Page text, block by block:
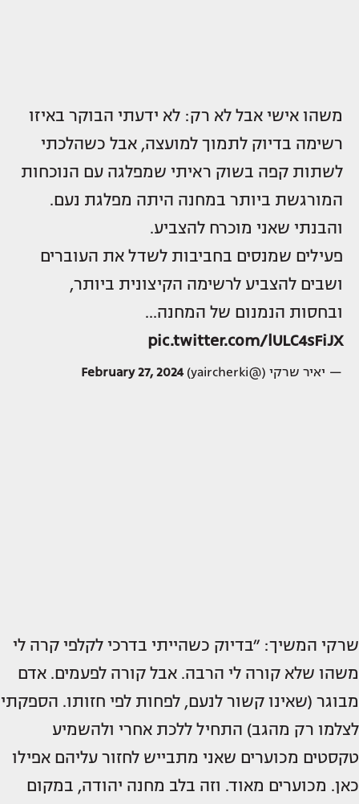
משהו אישי אבל לא רק: לא ידעתי הבוקר באיזו
רשימה בדיוק לתמוך למועצה, אבל כשהלכתי
לשתות קפה בשוק ראיתי שמפלגה עם הנוכחות
המורגשת ביותר במחנה היתה מפלגת נעם.
והבנתי שאני מוכרח להצביע.
פעילים שמנסים בחביבות לשדל את העוברים
ושבים להצביע לרשימה הקיצונית ביותר,
ובחסות הנמנום של המחנה…
pic.twitter.com/lULC4sFiJX
— יאיר שרקי (@yaircherki) February 27, 2024
שרקי המשיך: ״בדיוק כשהייתי בדרכי לקלפי קרה לי
משהו שלא קורה לי הרבה. אבל קורה לפעמים. אדם
מבוגר (שאינו קשור לנעם, לפחות לפי חזותו. הספקתי
לצלמו רק מהגב) התחיל ללכת אחרי ולהשמיע
טקסטים מכוערים שאני מתבייש לחזור עליהם אפילו
כאן. מכוערים מאוד. וזה בלב מחנה יהודה, במקום